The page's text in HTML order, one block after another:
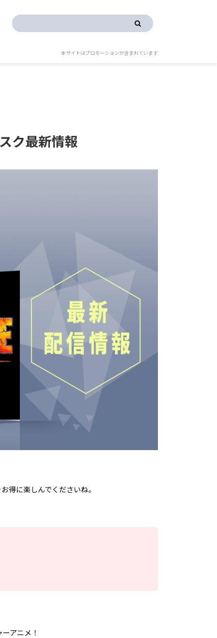
本サイトはプロモーションが含まれています
ク最新情報
得に楽しんでくださいね。
アニメ！